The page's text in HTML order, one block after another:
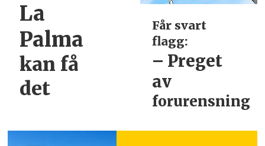
La
Palma
kan få
det
Får svart
flagg:
– Preget
av
forurensning